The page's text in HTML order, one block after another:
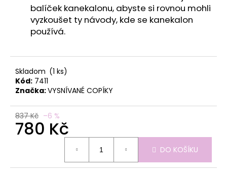
balíček kanekalonu, abyste si rovnou mohli
vyzkoušet ty návody, kde se kanekalon
používá.
Skladom (1 ks)
Kód: 7411
Značka:VYSNÍVANÉ COPÍKY
837 Kč –6 %
780 Kč
DO KOŠÍKU